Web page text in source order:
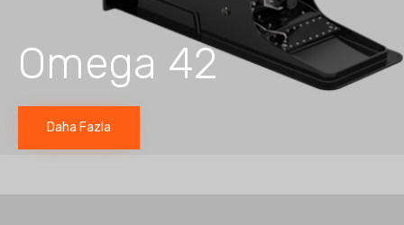
Omega 42
Daha Fazla